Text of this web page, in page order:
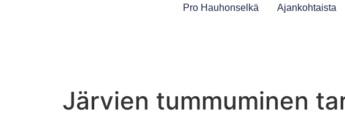
Pro Hauhonselkä Ajankohtaista
Järvien tummuminen